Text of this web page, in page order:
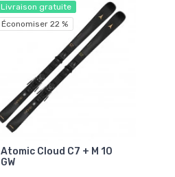
Livraison gratuite
Économiser 22 %
Atomic Cloud C7 + M 10
GW